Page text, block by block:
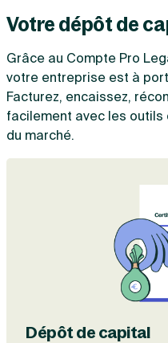
Votre dépôt de
Grâce au Compte Pro
votre entreprise est à
Facturez, encaissez,
facilement avec les
du marché.
Dépôt de capital